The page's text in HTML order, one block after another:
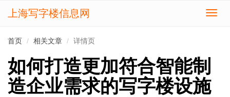
切
上海写字楼信息网
首页 相关文章 详情页
如何打造更加符合智能制
造企业需求的写字楼设施